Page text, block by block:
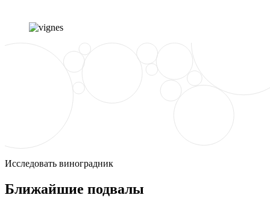
Исследовать виноградник
Ближайшие подвалы